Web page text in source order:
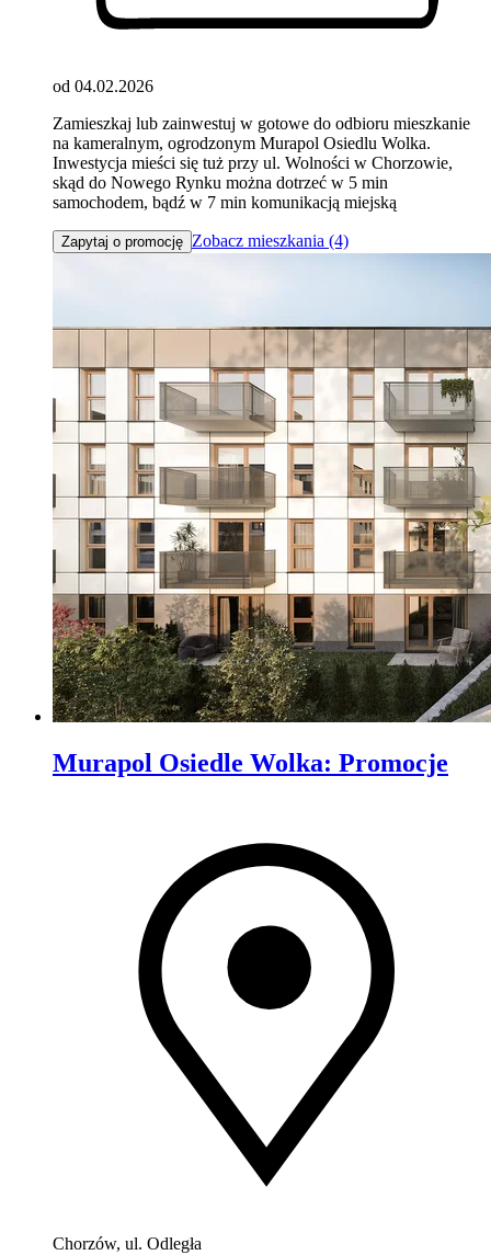
od 04.02.2026
Zamieszkaj lub zainwestuj w gotowe do odbioru mieszkanie
na kameralnym, ogrodzonym Murapol Osiedlu Wolka.
Inwestycja mieści się tuż przy ul. Wolności w Chorzowie,
skąd do Nowego Rynku można dotrzeć w 5 min
samochodem, bądź w 7 min komunikacją miejską
Zapytaj o promocję Zobacz mieszkania (4)
Murapol Osiedle Wolka: Promocje
Chorzów, ul. Odległa